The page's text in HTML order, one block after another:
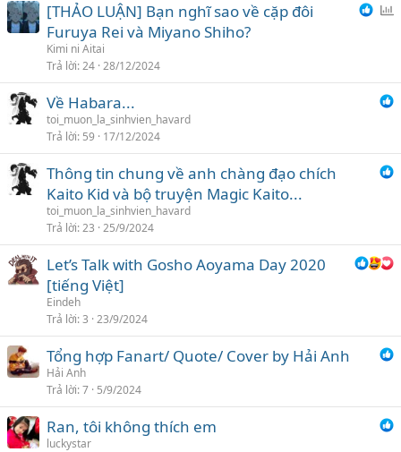
c
h
[THẢO LUẬN] Bạn nghĩ sao về cặp đôi
Furuya Rei và Miyano Shiho?
Kimi ni Aitai
Trả lời 24 28/12/2024
Về Habara...
toi_muon_la_sinhvien_havard
Trả lời 59 17/12/2024
Thông tin chung về anh chàng đạo chích
Kaito Kid và bộ truyện Magic Kaito...
toi_muon_la_sinhvien_havard
Trả lời 23 25/9/2024
Let’s Talk with Gosho Aoyama Day 2020
[tiếng Việt]
Eindeh
Trả lời 3 23/9/2024
Tổng hợp Fanart/ Quote/ Cover by Hải Anh
Hải Anh
Trả lời 7 5/9/2024
Ran, tôi không thích em
luckystar